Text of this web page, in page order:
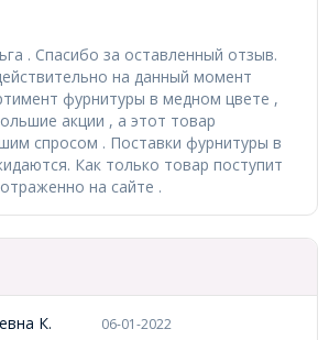
. Спасибо за оставленный отзыв.
на данный момент
фурнитуры в медном цвете ,
акции , а этот товар
спросом . Поставки фурнитуры в
Как только товар поступит
на сайте .
К. 06-01-2022